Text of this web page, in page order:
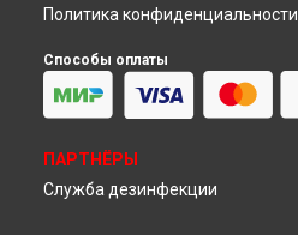
Политика конфиденциальности
Способы оплаты
ПАРТНЁРЫ
Служба дезинфекции